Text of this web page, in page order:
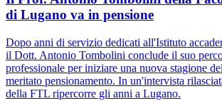
di Lugano va in pensione
Dopo anni di servizio dedicati all'Istituto
il Dott. Antonio Tombolini conclude il suo
professionale per iniziare una nuova stagione
meritato pensionamento. In un'intervista
della FTL ripercorre gli anni a Lugano.